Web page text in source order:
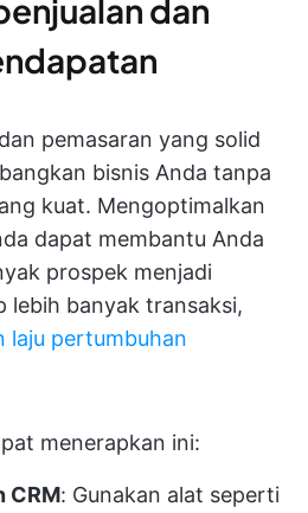
dan
pemasaran yang solid
bisnis Anda tanpa
kuat. Mengoptimalkan
dapat membantu Anda
prospek menjadi
lebih banyak transaksi,
laju pertumbuhan
menerapkan ini:
CRM: Gunakan alat seperti